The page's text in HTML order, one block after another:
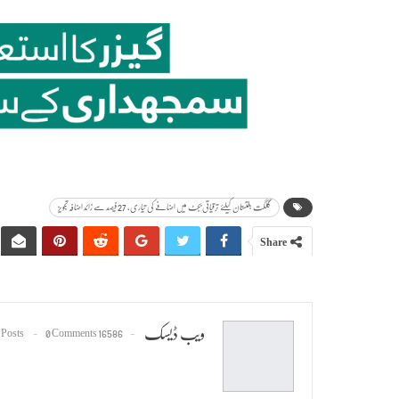
گلگت بلتستان کیلئے ترقیاتی بجٹ میں اضافے کی تیاری، 27 فیصد سے زائد اضافہ تجویز
Share
ویب ڈیسک 16586 Posts
0 Comments